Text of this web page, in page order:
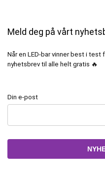
Meld deg på vårt
Når en LED-bar vinner best i
nyhetsbrev til alle helt gratis 🔥
Din e-post